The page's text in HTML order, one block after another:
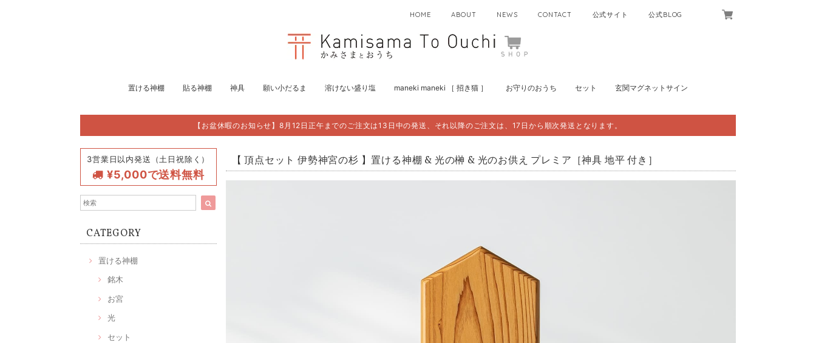
HOME ABOUT NEWS CONTACT 公式サイト 公式BLOG
置ける神棚 貼る神棚 神具 願い小だるま 溶けない盛り塩 maneki maneki ［ 招き猫 ］ お守りのおうち セット 玄関マグネットサイン
【お盆休暇のお知らせ】8月12日正午までのご注文は13日中の発送、それ以降のご注文は、17日から順次発送となります。
3営業日以内発送（土日祝除く）
¥5,000で送料無料
CATEGORY
置ける神棚
銘木
お宮
光
セット
【 頂点セット 伊勢神宮の杉 】置ける神棚 & 光の榊 & 光のお供え プレミア［神具 地平 付き］